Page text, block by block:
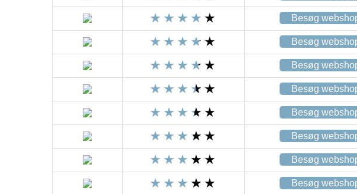
Besøg
Besøg
Besøg
Besøg
Besøg
Besøg
Besøg
Besøg